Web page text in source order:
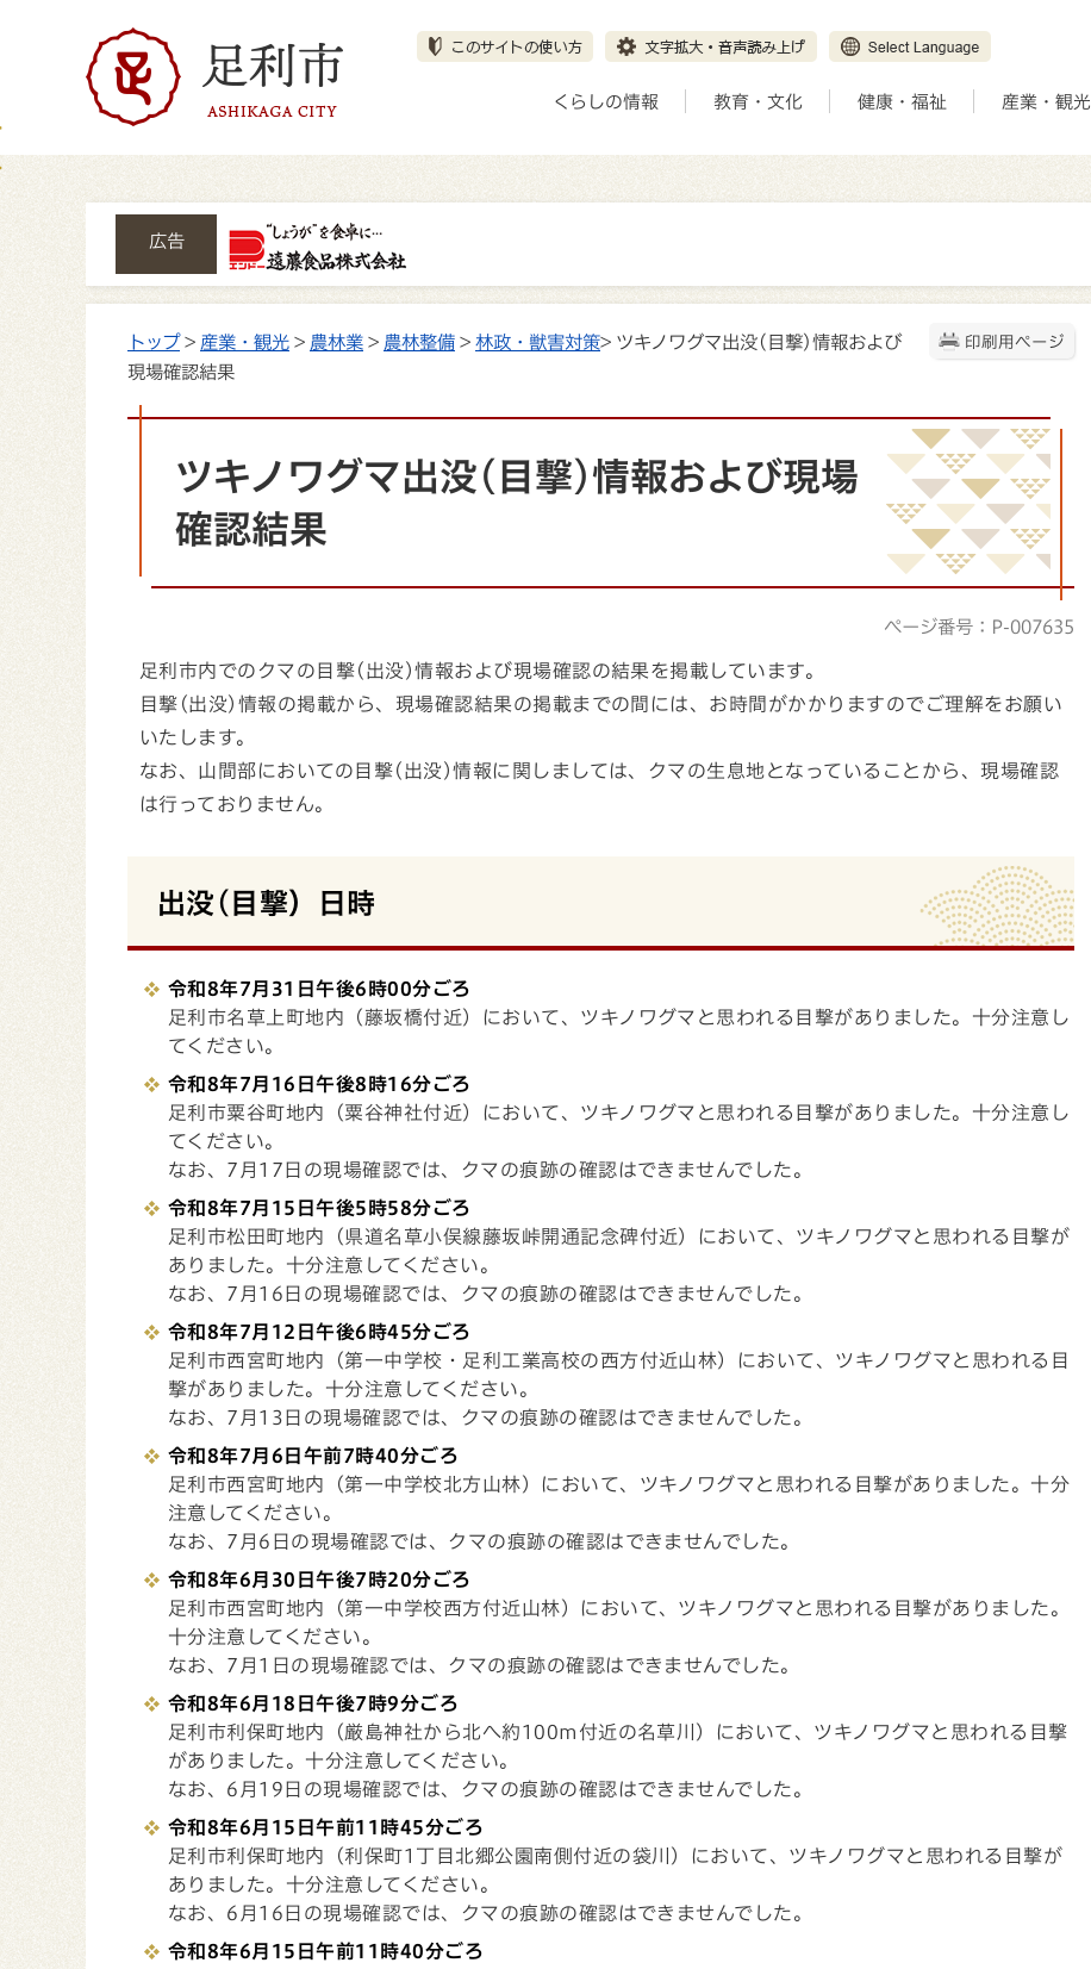
くらしの情報 教育・文化 健康・福祉 産業・観光
広告
印刷用ページ
トップ> 産業・観光 > 農林業 > 農林整備 > 林政・獣害対策> ツキノワグマ出没(目撃)情報および
現場確認結果
ツキノワグマ出没(目撃)情報および現場
確認結果
ページ番号：P-007635
足利市内でのクマの目撃(出没)情報および現場確認の結果を掲載しています。
目撃(出没)情報の掲載から、現場確認結果の掲載までの間には、お時間がかかりますのでご理解をお願い
いたします。
なお、山間部においての目撃(出没)情報に関しましては、クマの生息地となっていることから、現場確認
は行っておりません。
出没(目撃）日時
令和8年7月31日午後6 時00分ごろ
足利市名草上町地内（藤坂橋付近）において、ツキノワグマと思われる目撃がありました。十分注意し
てください。
令和8年7月16日午後8 時16分ごろ
足利市粟谷町地内（粟谷神社付近）において、ツキノワグマと思われる目撃がありました。十分注意し
てください。
なお、7月17日の現場確認では、クマの痕跡の確認はできませんでした。
令和8年7月15日午後5 時58分ごろ
足利市松田町地内（県道名草小俣線藤坂峠開通記念碑付近）において、ツキノワグマと思われる目撃が
ありました。十分注意してください。
なお、7月16日の現場確認では、クマの痕跡の確認はできませんでした。
令和8年7月12日午後6 時45分ごろ
足利市西宮町地内（第一中学校・足利工業高校の西方付近山林）において、ツキノワグマと思われる目
撃がありました。十分注意してください。
なお、7月13日の現場確認では、クマの痕跡の確認はできませんでした。
令和8年7月6日午前7時40分ごろ
足利市西宮町地内（第一中学校北方山林）において、ツキノワグマと思われる目撃がありました。十分
注意してください。
なお、7月6日の現場確認では、クマの痕跡の確認はできませんでした。
令和8年6月30日午後7 時20分ごろ
足利市西宮町地内（第一中学校西方付近山林）において、ツキノワグマと思われる目撃がありました。
十分注意してください。
なお、7月1日の現場確認では、クマの痕跡の確認はできませんでした。
令和8年6月18日午後7 時9分ごろ
足利市利保町地内（厳島神社から北へ約100m付近の名草川）において、ツキノワグマと思われる目撃
がありました。十分注意してください。
なお、6月19日の現場確認では、クマの痕跡の確認はできませんでした。
令和8年6月15日午前11時45分ごろ
足利市利保町地内（利保町1丁目北郷公園南側付近の袋川）において、ツキノワグマと思われる目撃が
ありました。十分注意してください。
なお、6月16日の現場確認では、クマの痕跡の確認はできませんでした。
令和8年6月15日午前11 時40分ごろ